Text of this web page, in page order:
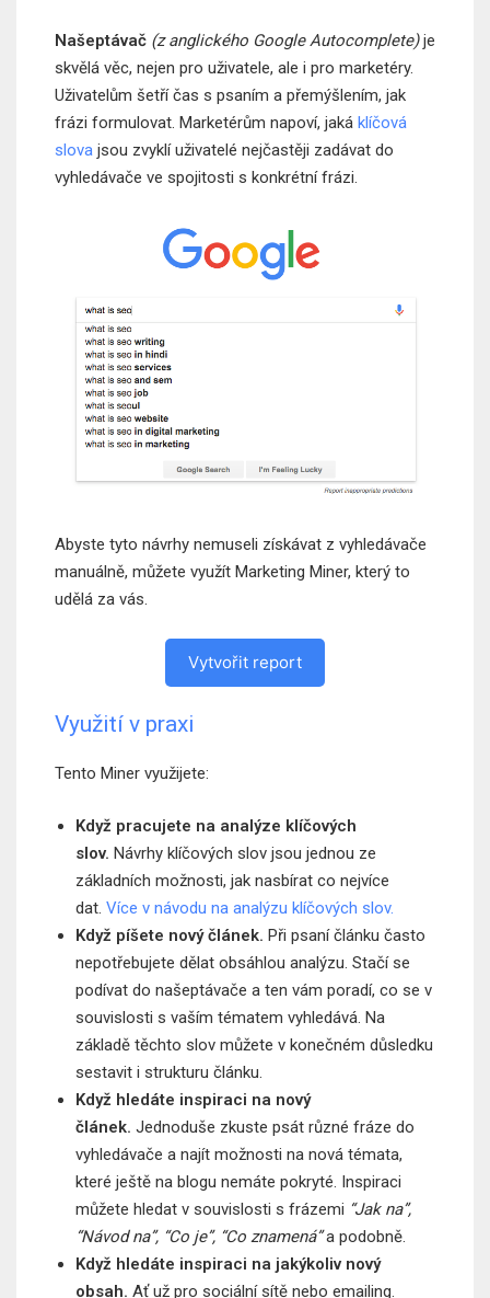
Našeptávač (z anglického Google Autocomplete)je
skvělá věc, nejen pro uživatele, ale i pro marketéry.
Uživatelům šetří čas s psaním a přemýšlením, jak
frázi formulovat. Marketérům napoví, jaká klíčová
slova jsou zvyklí uživatelé nejčastěji zadávat do
vyhledávače ve spojitosti s konkrétní frázi.
Abyste tyto návrhy nemuseli získávat z vyhledávače
manuálně, můžete využít Marketing Miner, který to
udělá za vás.
Vytvořit report
Využití v praxi
Tento Miner využijete:
Když pracujete na analýze klíčových
slov. Návrhy klíčových slov jsou jednou ze
základních možnosti, jak nasbírat co nejvíce
dat. Více v návodu na analýzu klíčových slov.
Když píšete nový článek. Při psaní článku často
nepotřebujete dělat obsáhlou analýzu. Stačí se
podívat do našeptávače a ten vám poradí, co se v
souvislosti s vaším tématem vyhledává. Na
základě těchto slov můžete v konečném důsledku
sestavit i strukturu článku.
Když hledáte inspiraci na nový
článek. Jednoduše zkuste psát různé fráze do
vyhledávače a najít možnosti na nová témata,
které ještě na blogu nemáte pokryté. Inspiraci
můžete hledat v souvislosti s frázemi “Jak na”,
“Návod na”, “Co je”, “Co znamená”a podobně.
Když hledáte inspiraci na jakýkoliv nový
obsah. Ať už pro sociální sítě nebo emailing.